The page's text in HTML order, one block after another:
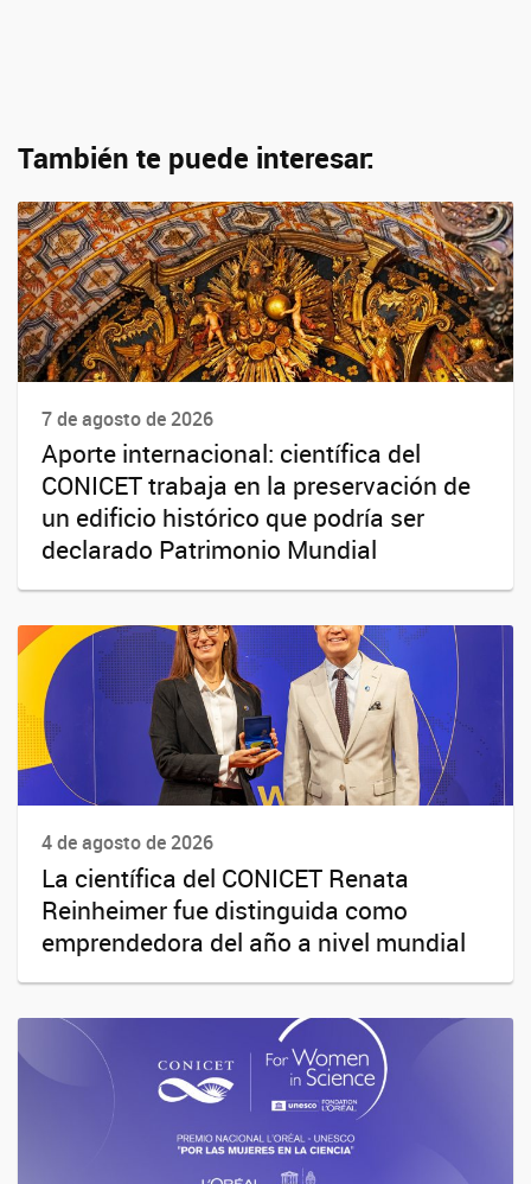
También te puede interesar:
7 de agosto de 2026
Aporte internacional: científica del
CONICET trabaja en la preservación de
un edificio histórico que podría ser
declarado Patrimonio Mundial
4 de agosto de 2026
La científica del CONICET Renata
Reinheimer fue distinguida como
emprendedora del año a nivel mundial